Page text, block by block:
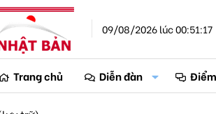
09/08/2026 lúc 00:51:17
Trang chủ Diễn đàn